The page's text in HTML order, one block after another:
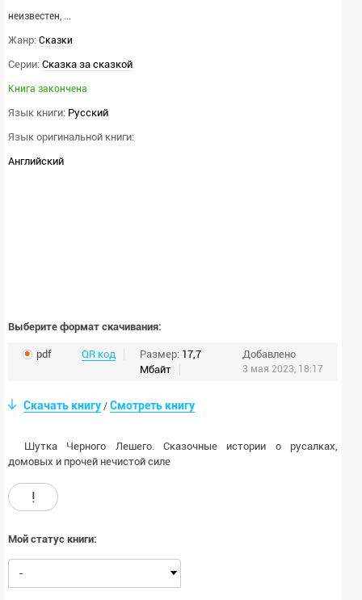
неизвестен, ...
Жанр: Сказки
Серии: Сказка за сказкой
Книга закончена
Язык книги: Русский
Язык оригинальной книги:
Английский
Выберите формат скачивания:
pdf QR код Размер: 17,7
Мбайт
Добавлено
3 мая 2023, 18:17
Скачать книгу / Смотреть книгу
Шутка Черного Лешего. Сказочные истории о русалках,
домовых и прочей нечистой силе
!
Мой статус книги:
-